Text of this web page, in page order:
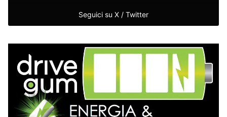
Seguici su X / Twitter